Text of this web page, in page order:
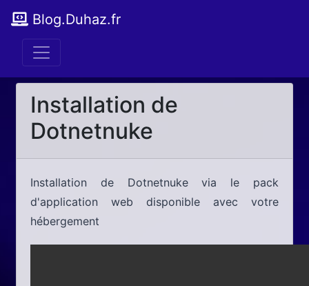
Blog.Duhaz.fr
Installation de
Dotnetnuke
Installation de Dotnetnuke via le pack
d'application web disponible avec votre
hébergement